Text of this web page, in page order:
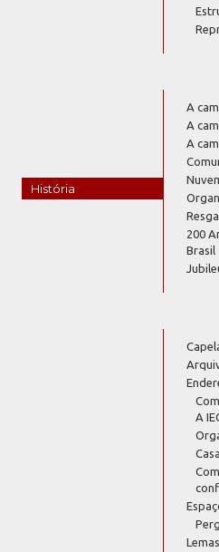
História
A
A
A
200
Brasil
A